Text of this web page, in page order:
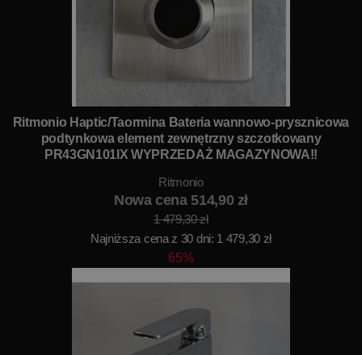
Ritmonio Haptic/Taormina Bateria wannowo-prysznicowa
podtynkowa element zewnętrzny szczotkowany
PR43GN101IX WYPRZEDAŻ MAGAZYNOWA!!
Ritmonio
Nowa cena 514,90 zł
1 479,30 zł
Najniższa cena z 30 dni: 1 479,30 zł
65%